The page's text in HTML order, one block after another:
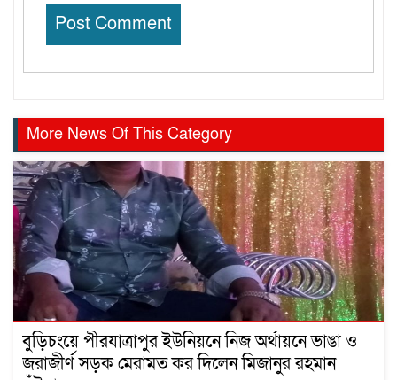
More News Of This Category
বুড়িচংয়ে পীরযাত্রাপুর ইউনিয়নে নিজ অর্থায়নে ভাঙা ও
জরাজীর্ণ সড়ক মেরামত কর দিলেন মিজানুর রহমান